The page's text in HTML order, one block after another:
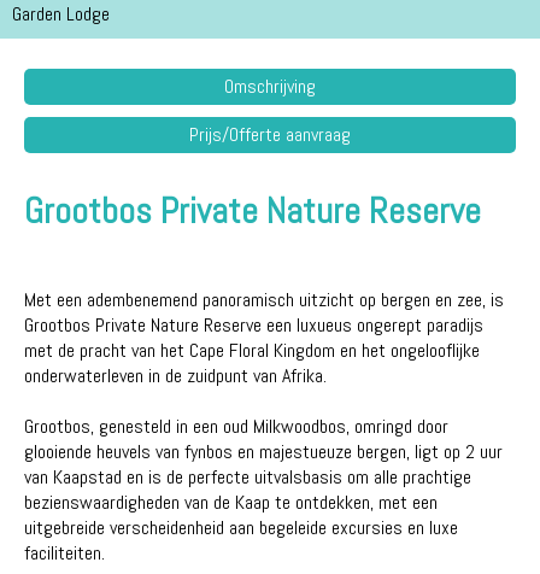
Garden Lodge
Omschrijving
Prijs/Offerte aanvraag
Grootbos Private Nature Reserve
Met een adembenemend panoramisch uitzicht op bergen en zee, is
Grootbos Private Nature Reserve een luxueus ongerept paradijs
met de pracht van het Cape Floral Kingdom en het ongelooflijke
onderwaterleven in de zuidpunt van Afrika.
Grootbos, genesteld in een oud Milkwoodbos, omringd door
glooiende heuvels van fynbos en majestueuze bergen, ligt op 2 uur
van Kaapstad en is de perfecte uitvalsbasis om alle prachtige
bezienswaardigheden van de Kaap te ontdekken, met een
uitgebreide verscheidenheid aan begeleide excursies en luxe
faciliteiten.